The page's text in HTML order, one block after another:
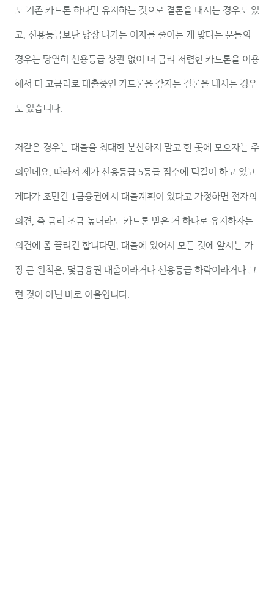
도 기존 카드론 하나만 유지하는 것으로 결론을 내시는 경우도 있
고, 신용등급보단 당장 나가는 이자를 줄이는 게 맞다는 분들의
경우는 당연히 신용등급 상관 없이 더 금리 저렴한 카드론을 이용
해서 더 고금리로 대출중인 카드론을 갚자는 결론을 내시는 경우
도 있습니다.
저같은 경우는 대출을 최대한 분산하지 말고 한 곳에 모으자는 주
의인데요, 따라서 제가 신용등급 5등급 점수에 턱걸이 하고 있고
게다가 조만간 1금융권에서 대출계획이 있다고 가정하면 전자의
의견, 즉 금리 조금 높더라도 카드론 받은 거 하나로 유지하자는
의견에 좀 끌리긴 합니다만, 대출에 있어서 모든 것에 앞서는 가
장 큰 원칙은, 몇금융권 대출이라거나 신용등급 하락이라거나 그
런 것이 아닌 바로 이율입니다.